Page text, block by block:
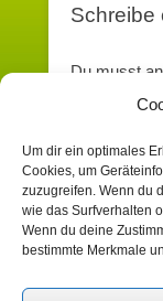
Um dir ein optimales
Cookies, um
zuzugreifen. Wenn du
wie das Surfverhalten
Wenn du deine
bestimmte Merkmale
Schreibe
Du musst
Suchen